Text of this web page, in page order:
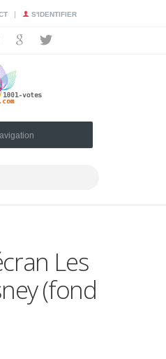
| S'IDENTIFIER
Les
(fond